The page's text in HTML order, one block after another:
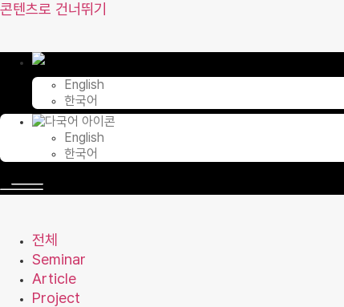
콘텐츠로 건너뛰기
English
한국어
English
한국어
전체
Seminar
Article
Project